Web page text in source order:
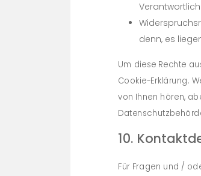
denn, es
Um diese Rechte
Cookie-Erklärung.
von Ihnen hören,
10.
Für Fragen und /